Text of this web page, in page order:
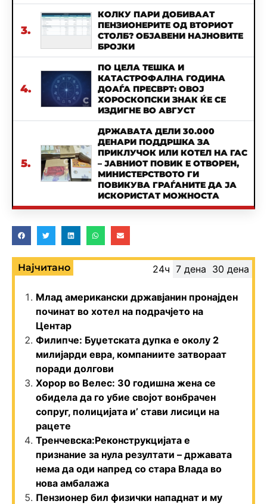
3.
КОЛКУ ПАРИ ДОБИВААТ
ПЕНЗИОНЕРИТЕ ОД ВТОРИОТ
СТОЛБ? ОБЈАВЕНИ НАЈНОВИТЕ
БРОЈКИ
4.
ПО ЦЕЛА ТЕШКА И
КАТАСТРОФАЛНА ГОДИНА
ДОАЃА ПРЕСВРТ: ОВОЈ
ХОРОСКОПСКИ ЗНАК ЌЕ СЕ
ИЗДИГНЕ ВО АВГУСТ
5.
ДРЖАВАТА ДЕЛИ 30.000
ДЕНАРИ ПОДДРШКА ЗА
ПРИКЛУЧОК ИЛИ КОТЕЛ НА ГАС
– ЈАВНИОТ ПОВИК Е ОТВОРЕН,
МИНИСТЕРСТВОТО ГИ
ПОВИКУВА ГРАЃАНИТЕ ДА ЈА
ИСКОРИСТАТ МОЖНОСТА
Најчитано 24ч 7 дена 30 дена
Млад американски државјанин пронајден
починат во хотел на подрачјето на
Центар
Филипче: Буџетската дупка е околу 2
милијарди евра, компаниите затвораат
поради долгови
Хорор во Велес: 30 годишна жена се
обидела да го убие својот вонбрачен
сопруг, полицијата и’ стави лисици на
рацете
Тренчевска:Реконструкцијата е
признание за нула резултати – државата
нема да оди напред со стара Влада во
нова амбалажа
Пензионер бил физички нападнат и му